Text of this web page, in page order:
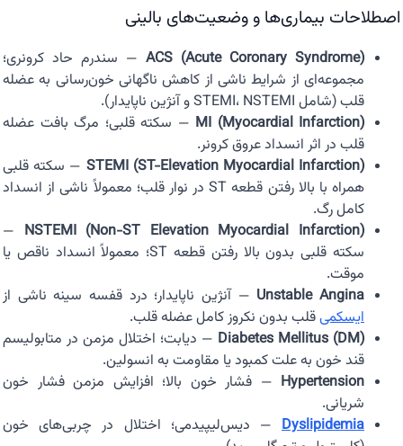
اصطلاحات بیماری‌ها و وضعیت‌های بالینی
ACS (Acute Coronary Syndrome) — سندرم حاد کرونری؛
مجموعه‌ای از شرایط ناشی از کاهش ناگهانی خون‌رسانی به عضله
قلب (شامل STEMI، NSTEMI و آنژین ناپایدار).
MI (Myocardial Infarction) — سکته قلبی؛ مرگ بافت عضله
قلب در اثر انسداد عروق کرونر.
STEMI (ST-Elevation Myocardial Infarction) — سکته قلبی
همراه با بالا رفتن قطعه ST در نوار قلب؛ معمولاً ناشی از انسداد
کامل رگ.
NSTEMI (Non-ST Elevation Myocardial Infarction)
—
سکته قلبی بدون بالا رفتن قطعه ST؛ معمولاً انسداد ناقص یا
موقت.
Unstable Angina — آنژین ناپایدار؛ درد قفسه سینه ناشی از
ایسکمیقلب بدون نکروز کامل عضله قلب.
Diabetes Mellitus (DM) — دیابت؛ اختلال مزمن در متابولیسم
قند خون به علت کمبود یا مقاومت به انسولین.
Hypertension — فشار خون بالا؛ افزایش مزمن فشار خون
شریانی.
Dyslipidemia — دیس‌لیپیدمی؛ اختلال در چربی‌های خون